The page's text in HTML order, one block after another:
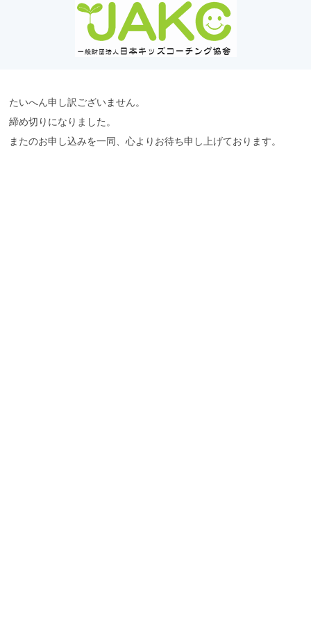
たいへん申し訳ございません。
締め切りになりました。
またのお申し込みを一同、心よりお待ち申し上げております。